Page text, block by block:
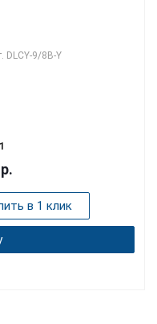
DLCY-9/8B-Y
р.
в 1 клик